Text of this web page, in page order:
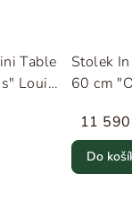
Table
Louis
Stolek
60 cm
11 590
Do